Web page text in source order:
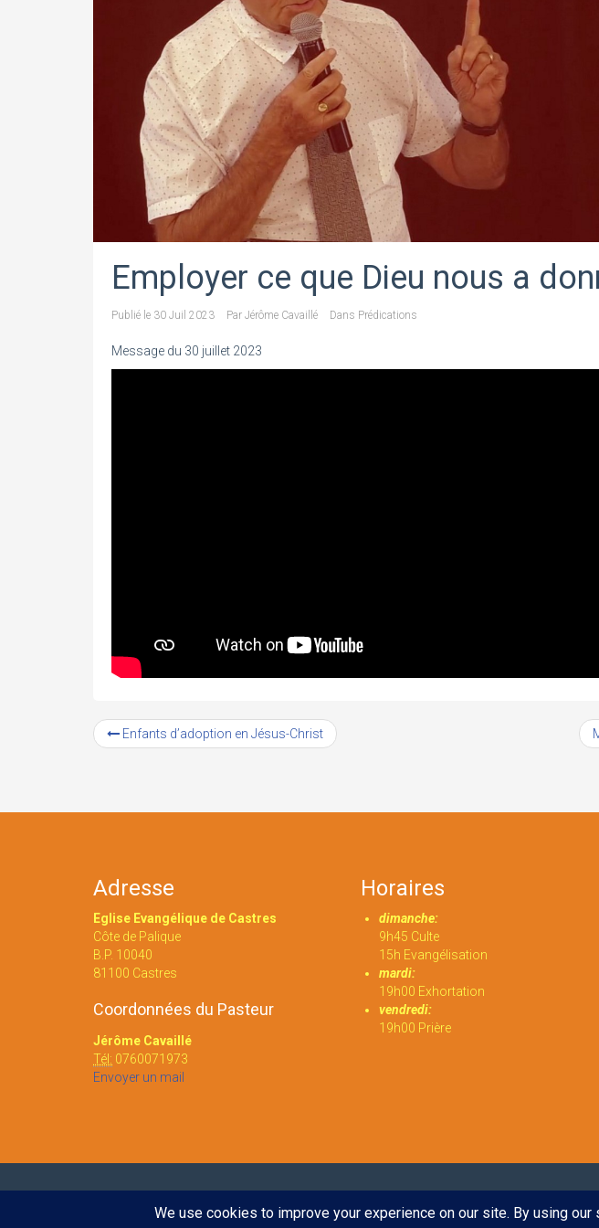
Employer ce que Dieu nous a
Publié le 30 Juil 2023 Par Jérôme Cavaillé Dans Prédications
Message du 30 juillet 2023
Enfants d’adoption en Jésus-Christ
Adresse
Eglise Evangélique de Castres
Côte de Palique
B.P. 10040
81100 Castres
Coordonnées du Pasteur
Jérôme Cavaillé
Tél: 0760071973
Envoyer un mail
Horaires
dimanche:
9h45 Culte
15h Evangélisation
mardi:
19h00 Exhortation
vendredi:
19h00 Prière